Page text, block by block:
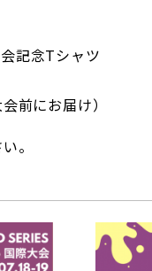
記念Tシャツ
前にお届け）
。